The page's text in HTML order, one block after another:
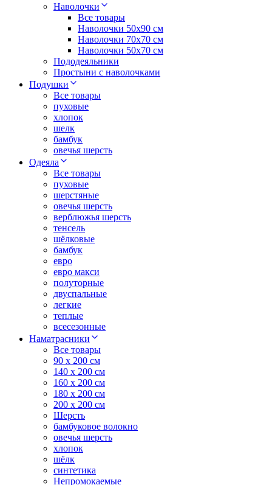
Наволочки
Все товары
Наволочки 50x90 см
Наволочки 70x70 cм
Наволочки 50х70 см
Пододеяльники
Простыни с наволочками
Подушки
Все товары
пуховые
хлопок
шелк
бамбук
овечья шерсть
Одеяла
Все товары
пуховые
шерстяные
овечья шерсть
верблюжья шерсть
тенсель
шёлковые
бамбук
евро
евро макси
полуторные
двуспальные
легкие
теплые
всесезонные
Наматрасники
Все товары
90 x 200 см
140 x 200 см
160 x 200 см
180 x 200 см
200 x 200 см
Шерсть
бамбуковое волокно
овечья шерсть
хлопок
шёлк
синтетика
Непромокаемые